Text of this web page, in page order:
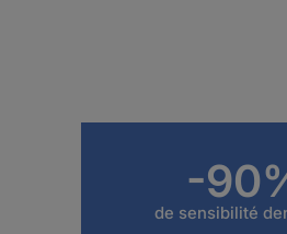
-
de sensibilité